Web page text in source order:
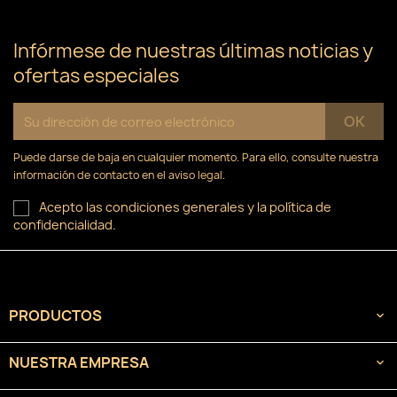
Infórmese de nuestras últimas noticias y
ofertas especiales
Puede darse de baja en cualquier momento. Para ello, consulte nuestra
información de contacto en el aviso legal.
Acepto las condiciones generales y la política de
confidencialidad.
PRODUCTOS 
NUESTRA EMPRESA 